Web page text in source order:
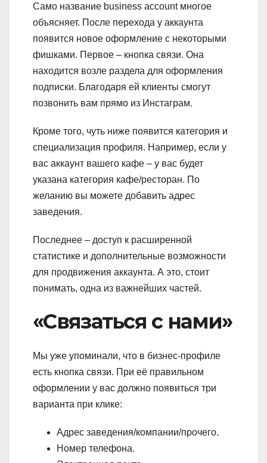
Само название business account многое
объясняет. После перехода у аккаунта
появится новое оформление с некоторыми
фишками. Первое – кнопка связи. Она
находится возле раздела для оформления
подписки. Благодаря ей клиенты смогут
позвонить вам прямо из Инстаграм.
Кроме того, чуть ниже появится категория и
специализация профиля. Например, если у
вас аккаунт вашего кафе – у вас будет
указана категория кафе/ресторан. По
желанию вы можете добавить адрес
заведения.
Последнее – доступ к расширенной
статистике и дополнительные возможности
для продвижения аккаунта. А это, стоит
понимать, одна из важнейших частей.
«Связаться с нами»
Мы уже упоминали, что в бизнес-профиле
есть кнопка связи. При её правильном
оформлении у вас должно появиться три
варианта при клике:
Адрес заведения/компании/прочего.
Номер телефона.